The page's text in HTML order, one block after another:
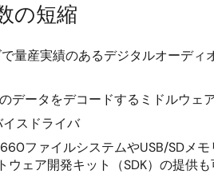
の短縮
で量産実績のあるデジタルオーデ
データをデコードするミドルウェ
イスドライバ
ファイルシステムやUSB/SDメ
ウェア開発キット（SDK）の提供